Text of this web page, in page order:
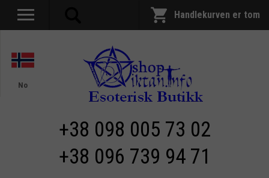
No
+38 098 005 73 02
+38 096 739 94 71
Handlekurven er tom